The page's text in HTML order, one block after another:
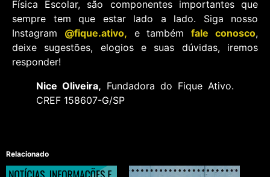
Física Escolar, são componentes importantes que
sempre tem que estar lado a lado. Siga nosso
Instagram @fique.ativo, e tambémfale conosco,
deixe sugestões, elogios e suas dúvidas, iremos
responder!
Nice Oliveira, Fundadora do Fique Ativo.
CREF 158607-G/SP
Relacionado